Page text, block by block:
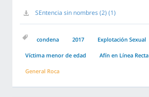
SEntencia sin nombres (2) (1)
condena 2017 Explotación Sexual
Víctima menor de edad Afín en Línea Recta
General Roca